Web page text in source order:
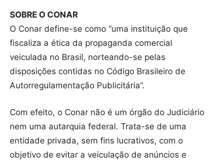
SOBRE O CONAR
O Conar define-se como “uma instituição que
fiscaliza a ética da propaganda comercial
veiculada no Brasil, norteando-se pelas
disposições contidas no Código Brasileiro de
Autorregulamentação Publicitária”.
Com efeito, o Conar não é um órgão do Judiciário
nem uma autarquia federal. Trata-se de uma
entidade privada, sem fins lucrativos, com o
objetivo de evitar a veiculação de anúncios e